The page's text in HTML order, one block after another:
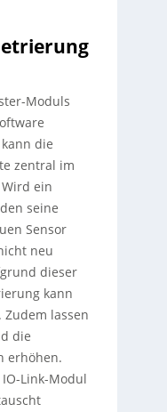
Moduls
die
zentral im
ein
seine
Sensor
neu
dieser
kann
lassen
die
erhöhen.
Link-Modul